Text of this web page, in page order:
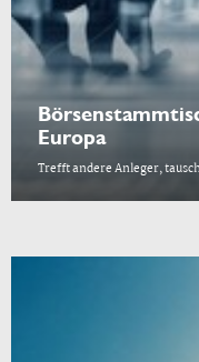
Europa
Trefft andere Anleger,